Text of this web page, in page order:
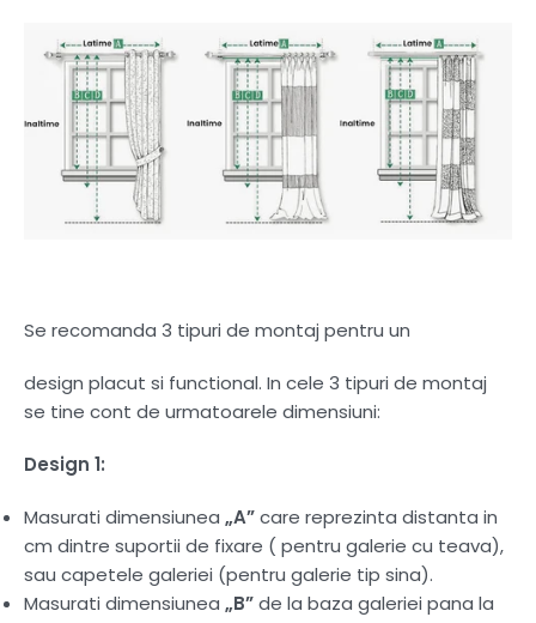
Se recomanda 3 tipuri de montaj pentru un
design placut si functional. In cele 3 tipuri de montaj
se tine cont de urmatoarele dimensiuni:
Design 1:
Masurati dimensiunea „A”care reprezinta distanta in
cm dintre suportii de fixare ( pentru galerie cu teava),
sau capetele galeriei (pentru galerie tip sina).
Masurati dimensiunea „B”de la baza galeriei pana la